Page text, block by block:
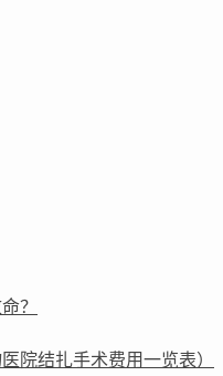
？
院结扎手术费用一览表）